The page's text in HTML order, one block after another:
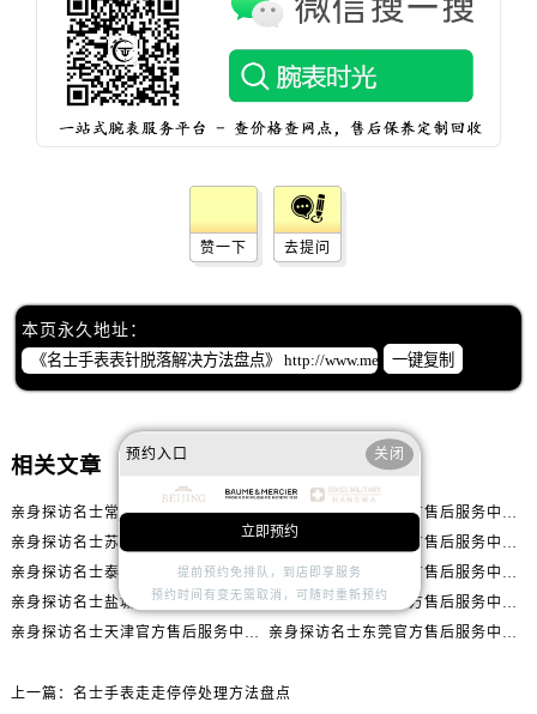
辽宁省沈阳市沈河区中街路137号亨得利名表维修授权店1楼名士售后服务中心（需提前预约）
河北省保定市竞秀区朝阳北大街北国先天下名士售后服务中心（需提前预约）
内蒙古自治区鄂尔多斯市东胜区伊金霍洛街名士售后服务中心（需提前预约）
内蒙古自治区兴安盟市乌兰浩特市兴安大街名士售后服务中心（需提前预约）
山西省大同市平城区迎宾街名士售后服务中心（需提前预约）
山西省晋城市城区黄华街名士售后服务中心（需提前预约）
山西省晋中市榆次区顺城街名士售后服务中心（需提前预约）
赞一下 去提问
本页永久地址：
一键复制
相关文章
亲身探访名士常州官方售后服务中心｜全新官方服务电话与地址（2026年7月最新）
亲身探访名士嘉兴官方售后服务中心｜全新地址和售后电话（2026年7月最新）
亲身探访名士苏州官方售后服务中心｜服务热线与门店详细地址（2026年7月最新）
亲身探访名士贵阳官方售后服务中心｜网点地址与电话（2026年7月最新）
亲身探访名士泰州官方售后服务中心｜最新网点地址及热线（2026年7月最新）
亲身探访名士海口官方售后服务中心｜全部地址与售后电话（2026年7月最新）
亲身探访名士盐城官方售后服务中心｜完整地址与联系电话（2026年7月最新）
亲身探访名士嘉兴官方售后服务中心｜全新维修门店地址及电话（2026年7月最新）
亲身探访名士天津官方售后服务中心｜网点地址及售后热线（2026年7月最新）
亲身探访名士东莞官方售后服务中心｜最新电话和维修地址（2026年7月最新）
上一篇： 名士手表走走停停处理方法盘点
预约入口 关闭
立即预约
提前预约免排队，到店即享服务
预约时间有变无需取消，可随时重新预约